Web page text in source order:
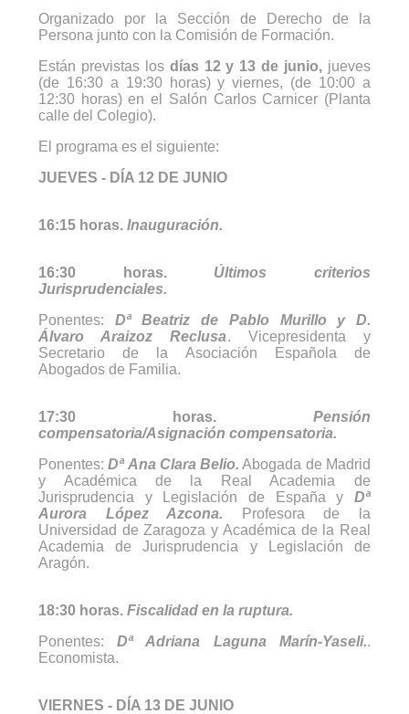
Organizado por la Sección de Derecho de la
Persona junto con la Comisión de Formación.
Están previstas los días 12 y 13 de junio, jueves
(de 16:30 a 19:30 horas) y viernes, (de 10:00 a
12:30 horas) en el Salón Carlos Carnicer (Planta
calle del Colegio).
El programa es el siguiente:
JUEVES - DÍA 12 DE JUNIO
16:15 horas.Inauguración.
16:30 horas. Últimos criterios
Jurisprudenciales.
Ponentes: Dª Beatriz de Pablo Murillo y D.
Álvaro Araizoz Reclusa. Vicepresidenta y
Secretario de la Asociación Española de
Abogados de Familia.
17:30 horas. Pensión
compensatoria/Asignación compensatoria.
Ponentes:Dª Ana Clara Belio. Abogada de Madrid
y Académica de la Real Academia de
Jurisprudencia y Legislación de España y Dª
Aurora López Azcona. Profesora de la
Universidad de Zaragoza y Académica de la Real
Academia de Jurisprudencia y Legislación de
Aragón.
18:30 horas.Fiscalidad en la ruptura.
Ponentes:Dª Adriana Laguna Marín-Yaseli..
Economista.
VIERNES - DÍA 13 DE JUNIO